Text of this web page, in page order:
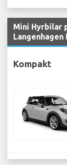
Mini Hyrbilar
Kompakt